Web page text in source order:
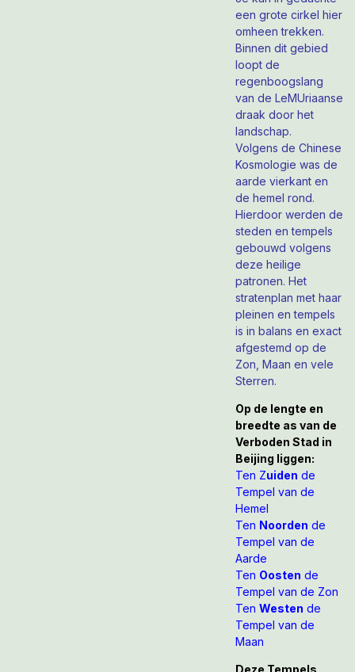
een grote cirkel hier
omheen trekken.
Binnen dit gebied
loopt de
regenboogslang
van de LeMUriaanse
draak door het
landschap.
Volgens de Chinese
Kosmologie was de
aarde vierkant en
de hemel rond.
Hierdoor werden de
steden en tempels
gebouwd volgens
deze heilige
patronen. Het
stratenplan met haar
pleinen en tempels
is in balans en exact
afgestemd op de
Zon, Maan en vele
Sterren.
Op de lengte en
breedte as van de
Verboden Stad in
Beijing liggen:
Ten Zuiden de
Tempel van de
Hemel
Ten Noorden de
Tempel van de
Aarde
Ten Oosten de
Tempel van de Zon
TenWesten de
Tempel van de
Maan